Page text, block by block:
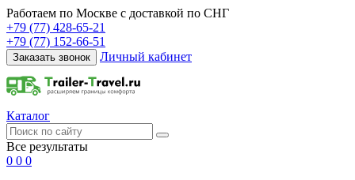
Работаем по Москве с доставкой по СНГ
+79 (77) 428-65-21
+79 (77) 152-66-51
Заказать звонок Личный кабинет
Каталог
Все результаты
0 0 0